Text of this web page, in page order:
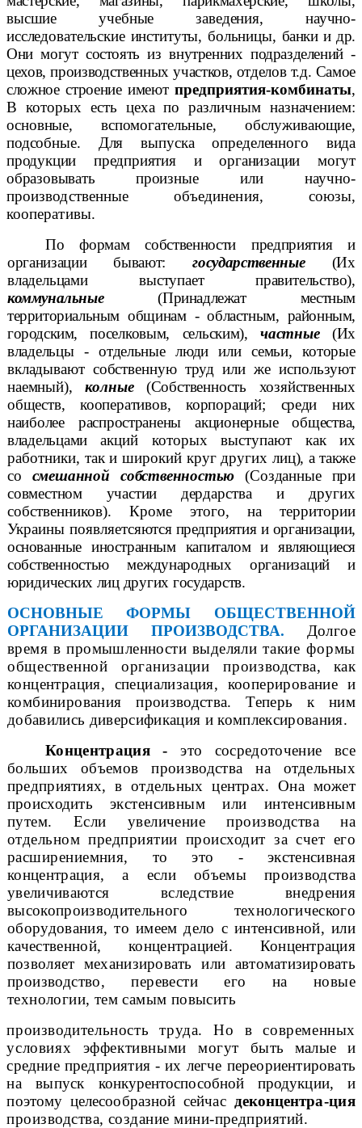
высшие учебные заведения, научно-
исследовательские институты, больницы, банки и др.
Они могут состоять из внутренних подразделений -
цехов, производственных участков, отделов т.д. Самое
сложное строение имеют предприятия-комбинаты,
В которых есть цеха по различным назначением:
основные, вспомогательные, обслуживающие,
подсобные. Для выпуска определенного вида
продукции предприятия и организации могут
образовывать произные или научно-
производственные объединения, союзы,
кооперативы.
По формам собственности предприятия и
организации бывают:государственные
(Их
владельцами выступает правительство),
коммунальные
(Принадлежат местным
территориальным общинам - областным, районным,
городским,поселковым, сельским),частные
(Их
владельцы - отдельные люди или семьи, которые
вкладывают собственную труд или же используют
наемный),колные
(Собственность хозяйственных
обществ, кооперативов, корпораций; среди них
наиболее распространены акционерные общества,
владельцамиакций которых выступают как их
работники, так и широкий круг другихлиц), а также
со смешанной собственностью
(Созданные при
совместном участии дердарства и других
собственников). Кроме этого, на территории
Украины появляетсяются предприятия и организации,
основанные иностранным капиталом и являющиеся
собственностью международных организаций и
юридических лиц других государств.
ОСНОВНЫЕ ФОРМЫ ОБЩЕСТВЕННОЙ
ОРГАНИЗАЦИИ ПРОИЗВОДСТВА.
Долгое
время в промышленности выделялитакие формы
общественной организации производства, как
концентрация, специализация, кооперирование и
комбинированияпроизводства. Теперь к ним
добавились диверсификация и комплексирования.
Концентрация - это сосредоточение все
больших объемов производствана отдельных
предприятиях, в отдельных центрах. Она может
происходить экстенсивным или интенсивным
путем. Если увеличение производства на
отдельном предприятии происходит за счет его
расширениемния, то это - экстенсивная
концентрация, а если объемы производства
увеличиваются вследствие внедрения
высокопроизводительного технологического
оборудования, то имеем дело с интенсивной, или
качественной, концентрацией. Концентрация
позволяет механизировать или автоматизировать
производство, перевести его на новые
технологии, тем самым повысить
производительность труда. Но в современных
условиях эффективными могутбыть малые и
средние предприятия - их легче переориентировать
на выпуск конкурентоспособной продукции, и
поэтому целесообразной сейчас деконцентра-ция
производства, создание мини-предприятий.